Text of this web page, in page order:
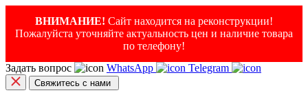
ВНИМАНИЕ! Сайт находится на реконструкции!
Пожалуйста уточняйте актуальность цен и наличие товара
по телефону!
Задать вопрос
WhatsApp Telegram
Свяжитесь с нами